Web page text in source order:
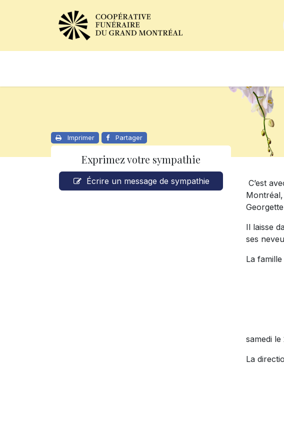
Imprimer Partager
Exprimez votre sympathie
Écrire un message de sympathie
C’est
Montréal,
Il laisse
ses
La
samedi
La